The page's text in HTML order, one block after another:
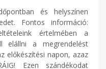
és helyszínen
Fontos információ:
értelmében a
elállni a megrendelést
előkészítési napon, azaz
Ezen szándékodat